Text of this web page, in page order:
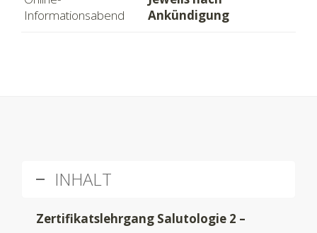
Informationsabend
Ankündigung
INHALT
Zertifikatslehrgang Salutologie 2 –